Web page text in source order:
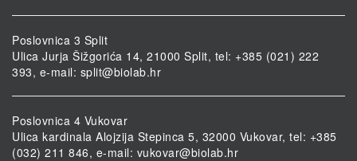
Poslovnica 3 Split
Ulica Jurja Šižgorića 14, 21000 Split, tel: +385 (021) 222
393, e-mail: split@biolab.hr
Poslovnica 4 Vukovar
Ulica kardinala Alojzija Stepinca 5, 32000 Vukovar, tel: +385
(032) 211 846, e-mail: vukovar@biolab.hr